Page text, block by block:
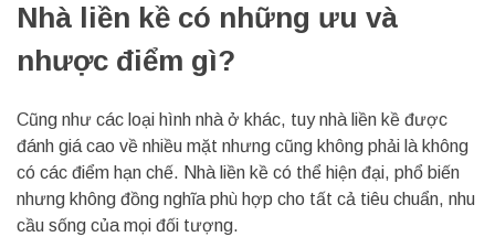
Nhà liền kề có những ưu và
nhược điểm gì?
Cũng như các loại hình nhà ở khác, tuy nhà liền kề được
đánh giá cao về nhiều mặt nhưng cũng không phải là không
có các điểm hạn chế. Nhà liền kề có thể hiện đại, phổ biến
nhưng không đồng nghĩa phù hợp cho tất cả tiêu chuẩn, nhu
cầu sống của mọi đối tượng.